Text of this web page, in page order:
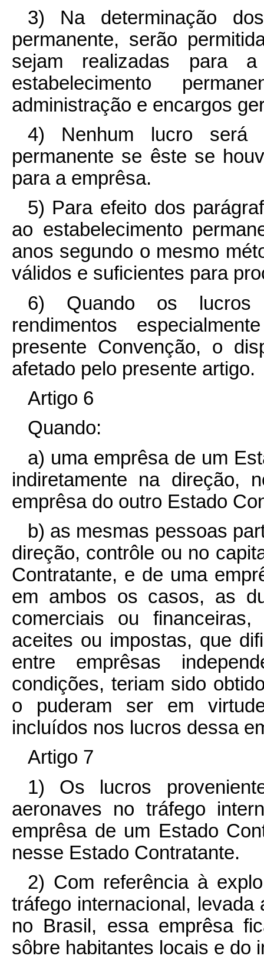
3) Na determinação
permanente, serão
sejam realizadas para
estabelecimento
administração e encargos
4) Nenhum lucro será
permanente se êste se
para a emprêsa.
5) Para efeito dos
ao estabelecimento
anos segundo o mesmo
válidos e suficientes para
6) Quando os lucros
rendimentos
presente Convenção, o
afetado pelo presente artigo.
Artigo 6
Quando:
a) uma emprêsa de um
indiretamente na direção,
emprêsa do outro Estado
b) as mesmas pessoas
direção, contrôle ou no
Contratante, e de uma
em ambos os casos, as
comerciais ou
aceites ou impostas, que
entre emprêsas
condições, teriam sido
o puderam ser em
incluídos nos lucros dessa
Artigo 7
1) Os lucros
aeronaves no tráfego
emprêsa de um Estado
nesse Estado Contratante.
2) Com referência à
tráfego internacional,
no Brasil, essa emprêsa
sôbre habitantes locais e do